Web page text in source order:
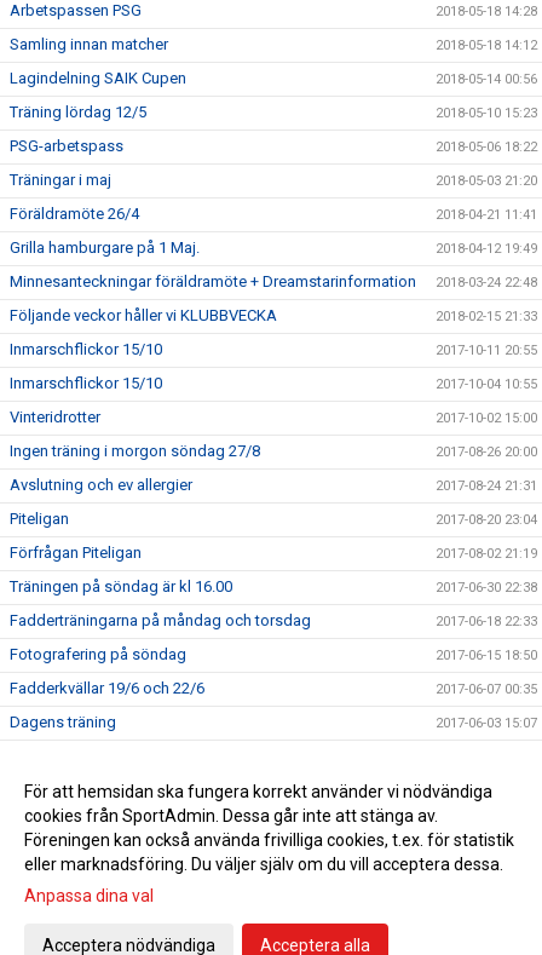
Arbetspassen PSG 2018-05-18 14:28
Samling innan matcher 2018-05-18 14:12
Lagindelning SAIK Cupen 2018-05-14 00:56
Träning lördag 12/5 2018-05-10 15:23
PSG-arbetspass 2018-05-06 18:22
Träningar i maj 2018-05-03 21:20
Föräldramöte 26/4 2018-04-21 11:41
Grilla hamburgare på 1 Maj. 2018-04-12 19:49
Minnesanteckningar föräldramöte + Dreamstarinformation 2018-03-24 22:48
Följande veckor håller vi KLUBBVECKA 2018-02-15 21:33
Inmarschflickor 15/10 2017-10-11 20:55
Inmarschflickor 15/10 2017-10-04 10:55
Vinteridrotter 2017-10-02 15:00
Ingen träning i morgon söndag 27/8 2017-08-26 20:00
Avslutning och ev allergier 2017-08-24 21:31
Piteligan 2017-08-20 23:04
Förfrågan Piteligan 2017-08-02 21:19
Träningen på söndag är kl 16.00 2017-06-30 22:38
Fadderträningarna på måndag och torsdag 2017-06-18 22:33
Fotografering på söndag 2017-06-15 18:50
Fadderkvällar 19/6 och 22/6 2017-06-07 00:35
Dagens träning 2017-06-03 15:07
Anmäl ditt barn här 2017-05-11 17:17
Välkomna till upptaktsträff för föräldrar till barn födda 2011 2017-04-24 12:30
Gå till Webbversion
För att hemsidan ska fungera korrekt använder vi nödvändiga
cookies från SportAdmin. Dessa går inte att stänga av.
Föreningen kan också använda frivilliga cookies, t.ex. för statistik
eller marknadsföring. Du väljer själv om du vill acceptera dessa.
Anpassa dina val
Acceptera nödvändiga Acceptera alla